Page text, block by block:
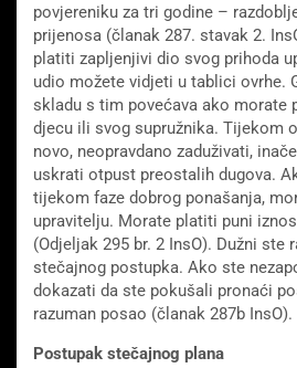
povjereniku za tri godine –
prijenosa (članak 287. stavak 2.
platiti zapljenjivi dio svog prihoda
udio možete vidjeti u tablici ovrhe.
skladu s tim povećava ako morate
djecu ili svog supružnika. Tijekom
novo, neopravdano zaduživati,
uskrati otpust preostalih dugova.
tijekom faze dobrog ponašanja,
upravitelju. Morate platiti puni
(Odjeljak 295 br. 2 InsO). Dužni ste
stečajnog postupka. Ako ste
dokazati da ste pokušali pronaći
razuman posao (članak 287b InsO).
Postupak stečajnog plana